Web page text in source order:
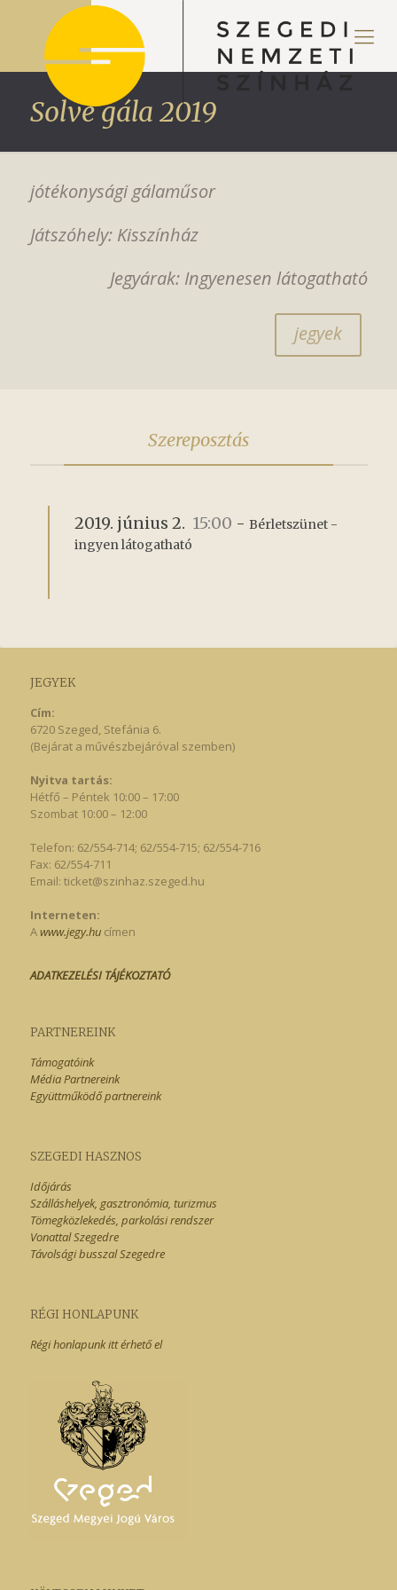
Solve gála 2019
jótékonysági gálaműsor
Játszóhely: Kisszínház
Jegyárak: Ingyenesen látogatható
jegyek
Szereposztás
2019. június 2. 15:00 - Bérletszünet -
ingyen látogatható
JEGYEK
Cím:
6720 Szeged, Stefánia 6.
(Bejárat a művészbejáróval szemben)
Nyitva tartás:
Hétfő – Péntek 10:00 – 17:00
Szombat 10:00 – 12:00
Telefon: 62/554-714; 62/554-715; 62/554-716
Fax: 62/554-711
Email: ticket@szinhaz.szeged.hu
Interneten:
Awww.jegy.hucímen
ADATKEZELÉSI TÁJÉKOZTATÓ
PARTNEREINK
Támogatóink
Média Partnereink
Együttműködő partnereink
SZEGEDI HASZNOS
Időjárás
Szálláshelyek, gasztronómia, turizmus
Tömegközlekedés, parkolási rendszer
Vonattal Szegedre
Távolsági busszal Szegedre
RÉGI HONLAPUNK
Régi honlapunk itt érhető el